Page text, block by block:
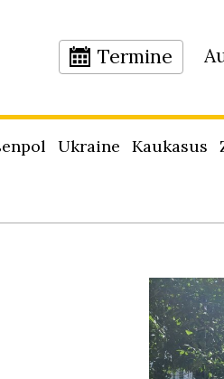
Termine
Ukraine Kaukasus